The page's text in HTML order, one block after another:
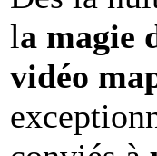
la magie
vidéo